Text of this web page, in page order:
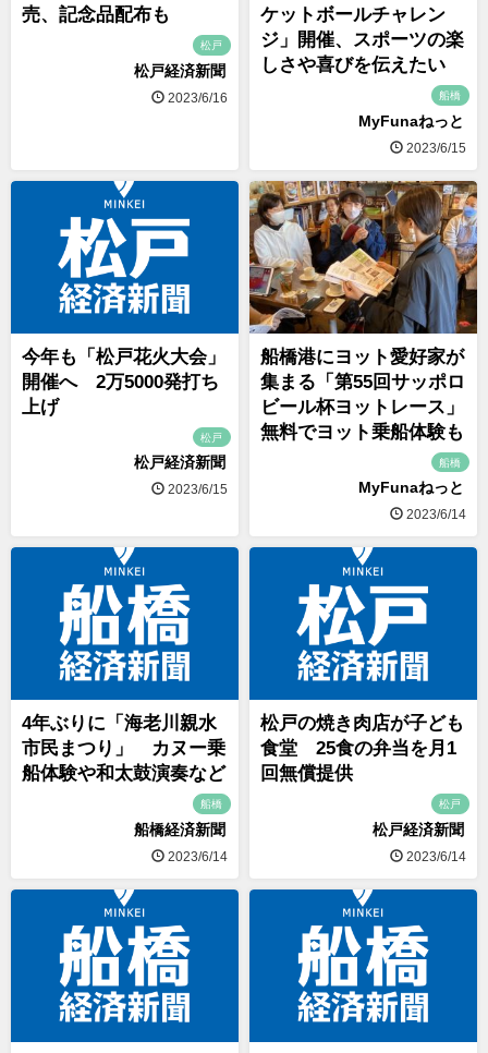
売、記念品配布も
松戸
松戸経済新聞
2023/6/16
ケットボールチャレン
ジ」開催、スポーツの楽
しさや喜びを伝えたい
船橋
MyFunaねっと
2023/6/15
今年も「松戸花火大会」
開催へ 2万5000発打ち
上げ
松戸
松戸経済新聞
2023/6/15
船橋港にヨット愛好家が
集まる「第55回サッポロ
ビール杯ヨットレース」
無料でヨット乗船体験も
船橋
MyFunaねっと
2023/6/14
4年ぶりに「海老川親水
市民まつり」 カヌー乗
船体験や和太鼓演奏など
船橋
船橋経済新聞
2023/6/14
松戸の焼き肉店が子ども
食堂 25食の弁当を月1
回無償提供
松戸
松戸経済新聞
2023/6/14